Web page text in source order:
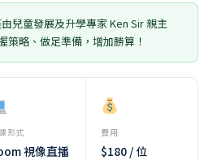
兒童發展及升學專家 Ken Sir 親主
策略、做足準備，增加勝算！
形式
視像直播
費用
$180 / 位